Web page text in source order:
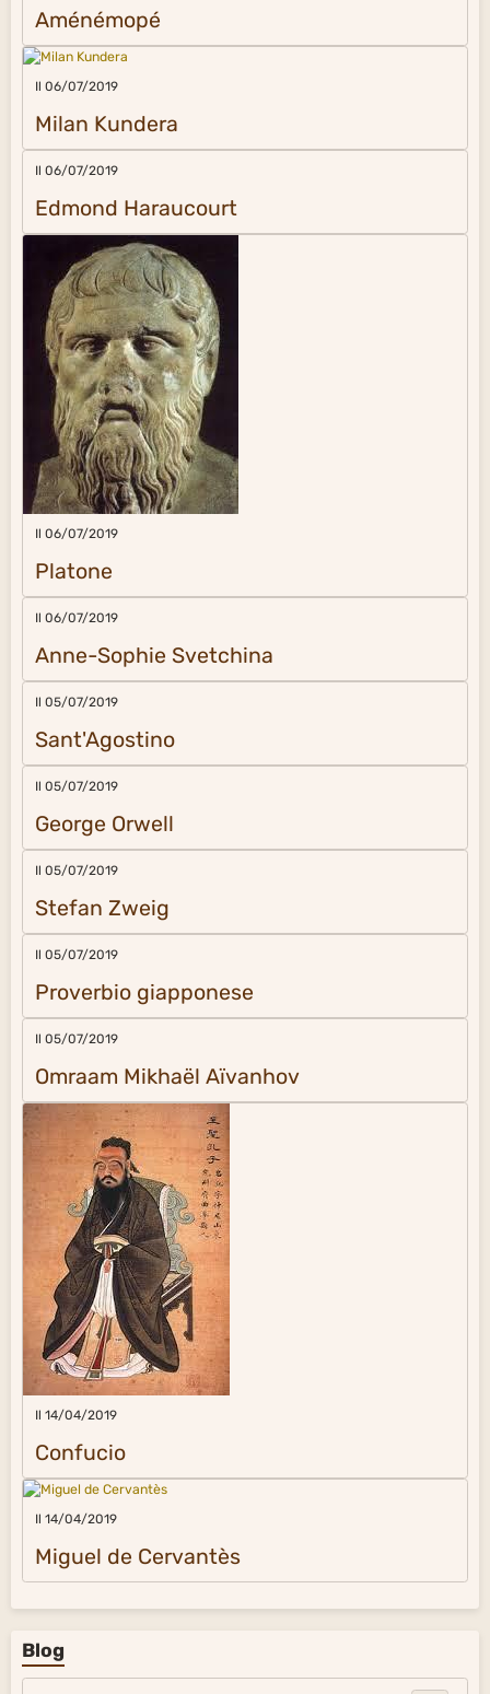
Aménémopé
Il 06/07/2019
Milan Kundera
Il 06/07/2019
Edmond Haraucourt
Il 06/07/2019
Platone
Il 06/07/2019
Anne-Sophie Svetchina
Il 05/07/2019
Sant'Agostino
Il 05/07/2019
George Orwell
Il 05/07/2019
Stefan Zweig
Il 05/07/2019
Proverbio giapponese
Il 05/07/2019
Omraam Mikhaël Aïvanhov
Il 14/04/2019
Confucio
Il 14/04/2019
Miguel de Cervantès
Blog